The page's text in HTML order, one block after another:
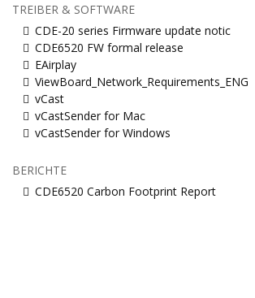
TREIBER & SOFTWARE
CDE-20 series Firmware update notic
CDE6520 FW formal release
EAirplay
ViewBoard_Network_Requirements_ENG
vCast
vCastSender for Mac
vCastSender for Windows
BERICHTE
CDE6520 Carbon Footprint Report